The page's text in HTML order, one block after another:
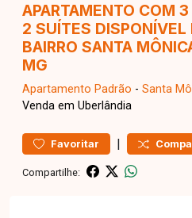
APARTAMENTO COM
2 SUÍTES DISPONÍVEL
BAIRRO SANTA
MG
Apartamento Padrão - Santa
Venda em Uberlândia
Favoritar |
Compartilhe: